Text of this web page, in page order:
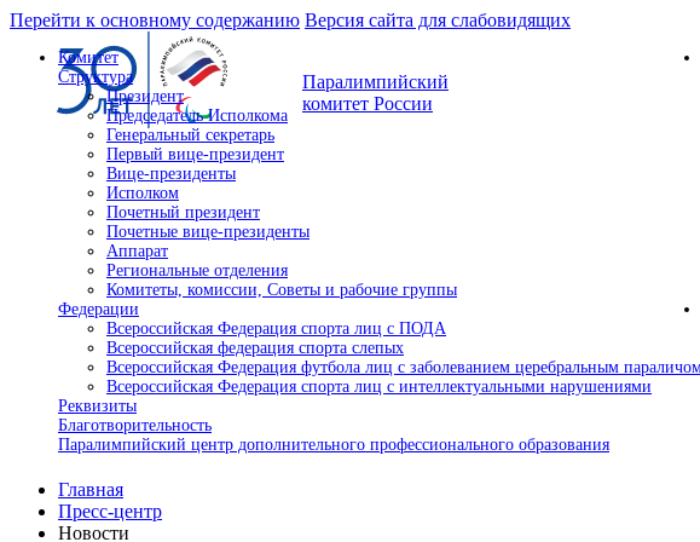
Перейти к основному содержанию Версия сайта для слабовидящих
Паралимпийский
комитет России
Комитет
Структура
Президент
Председатель Исполкома
Генеральный секретарь
Первый вице-президент
Вице-президенты
Исполком
Почетный президент
Почетные вице-президенты
Аппарат
Региональные отделения
Комитеты, комиссии, Советы и рабочие группы
Федерации
Всероссийская Федерация спорта лиц с ПОДА
Всероссийская федерация спорта слепых
Всероссийская Федерация футбола лиц с заболеванием церебральным
Всероссийская Федерация спорта лиц с интеллектуальными нарушениями
Реквизиты
Благотворительность
Паралимпийский центр дополнительного профессионального образования
Главная
Пресс-центр
Новости